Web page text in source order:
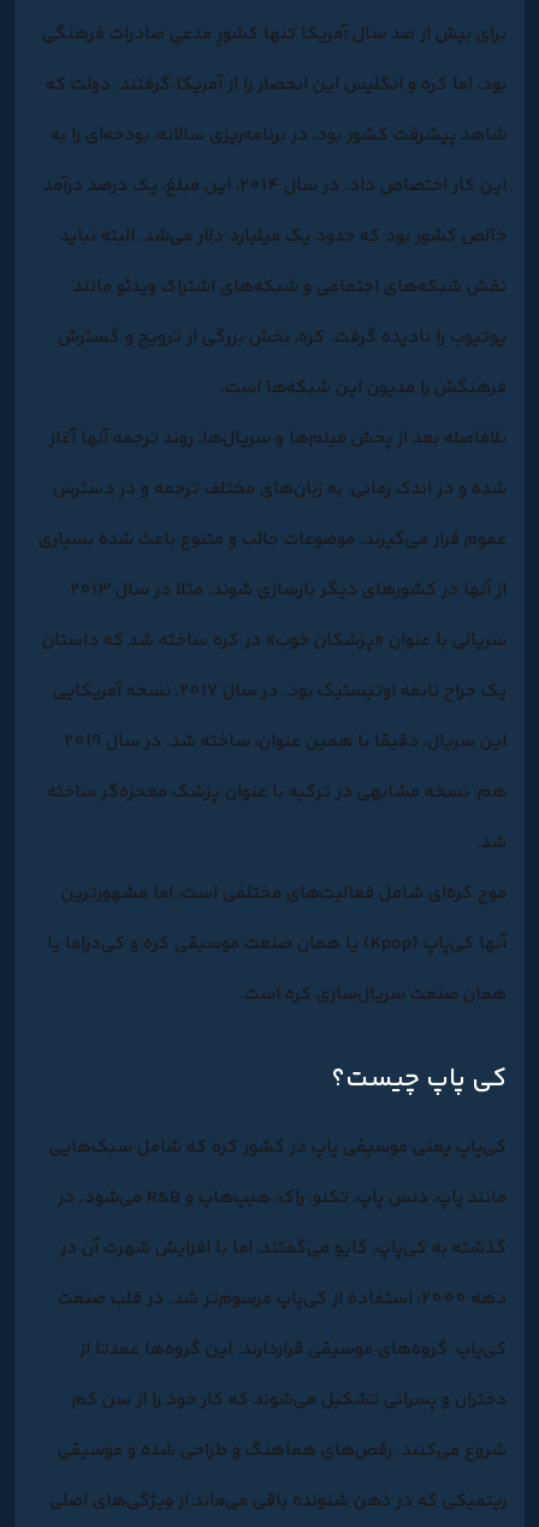
برای بیش از صد سال آمریکا تنها کشورِ مدعیِ صادرات فرهنگی
بود، اما کره و انگلیس این انحصار را از آمریکا گرفتند. دولت که
شاهد پیشرفت کشور بود، در برنامه‌ریزی سالانه، بودجه‌ای را به
این کار اختصاص داد. در سال 2014، این مبلغ، یک درصد درآمد
خالص کشور بود که حدود یک میلیارد دلار می‌شد. البته نباید
نقش شبکه‌های اجتماعی و شبکه‌های اشتراک ویدئو مانند
یوتیوب را نادیده گرفت. کره، بخش بزرگی از ترویج و گسترش
فرهنگش را مدیون این شبکه‌‌ها است.
بلافاصله بعد از پخش فیلم‌ها و سریال‌ها، روند ترجمه آنها آغاز
شده و در اندک زمانی، به زبان‌های مختلف ترجمه و در دسترس
عموم قرار می‌گیرند. موضوعات جالب و متنوع باعث شده بسیاری
از آنها در کشورهای دیگر بازسازی شوند. مثلا در سال 2013
سریالی با عنوان «پزشکان خوب» در کره ساخته شد که داستان
یک جراح نابغه اوتیستیک بود. در سال 2017، نسخه آمریکایی
این سریال، دقیقا با همین عنوان، ساخته شد. در سال 2019
هم، نسخه مشابهی در ترکیه با عنوان پزشک معجزه‌گر ساخته
شد.
موج کره‌ای شامل فعالیت‌های مختلفی است، اما مشهورترین
آنها کی‌پاپ (Kpop) یا همان صنعت موسیقی کره و کی‌دراما یا
همان صنعت سریال‌سازی کره است.
کی پاپ چیست؟
کی‌پاپ یعنی موسیقی پاپ در کشور کره که شامل سبک‌هایی
مانند پاپ، دنس پاپ، تکنو، راک، هیپ‌هاپ و R&B می‌شود. در
گذشته به کی‌پاپ، گایو می‌گفتند، اما با افزایش شهرت آن در
دهه 2000، استفاده از کی‌پاپ مرسوم‌تر شد. در قلب صنعت
کی‌پاپ، گروه‌های موسیقی قراردارند. این گروه‌ها عمدتا از
دختران و پسرانی تشکیل می‌شوند که کار خود را از سن کم
شروع می‌کنند. رقص‌های هماهنگ و طراحی شده و موسیقی
ریتمیکی که در ذهن شنونده باقی می‌ماند از ویژگی‌های اصلی